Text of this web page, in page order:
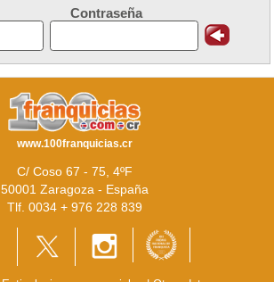
Contraseña
www.100franquicias.cr
C/ Coso 67 - 75, 4ºF
50001 Zaragoza - España
Tlf. 0034 + 976 228 839